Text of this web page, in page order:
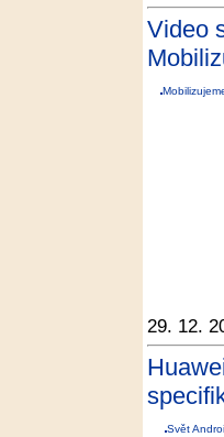
Video
29. 12.
Svět